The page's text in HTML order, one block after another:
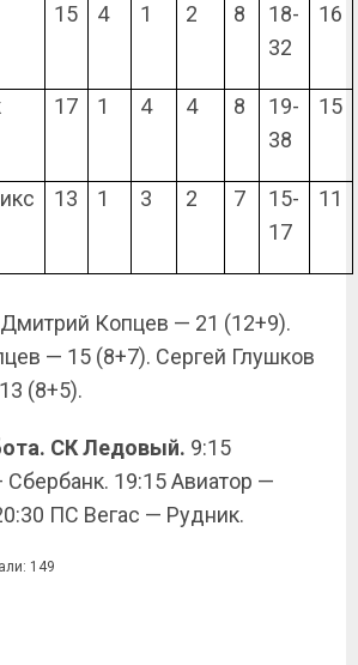
15 4 1 2 8
18-
32
16
17 1 4 4 8
19-
38
15
13 1 3 2 7
15-
17
11
Дмитрий Копцев — 21 (12+9).
— 15 (8+7). Сергей Глушков
(8+5).
СК Ледовый. 9:15
Сбербанк. 19:15 Авиатор —
ПС Вегас — Рудник.
149